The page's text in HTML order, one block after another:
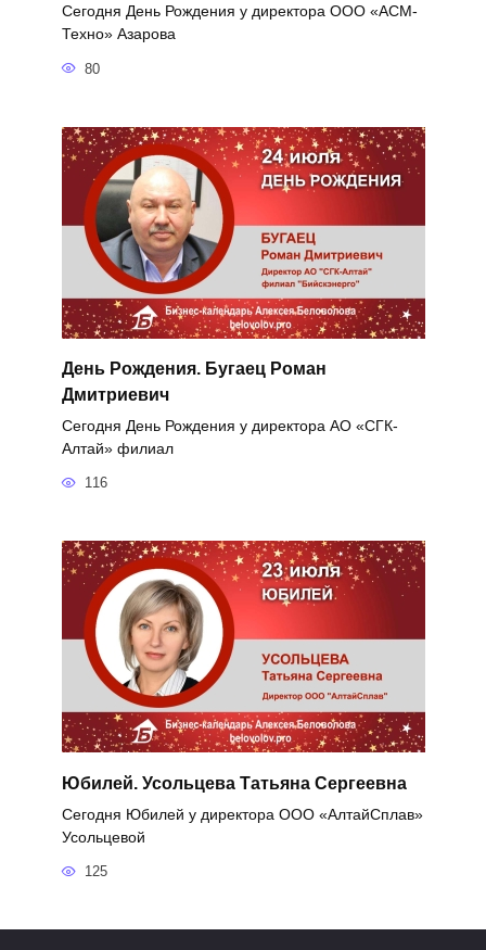
Сегодня День Рождения у директора ООО «АСМ-
Техно» Азарова
80
День Рождения. Бугаец Роман
Дмитриевич
Сегодня День Рождения у директора АО «СГК-
Алтай» филиал
116
Юбилей. Усольцева Татьяна Сергеевна
Сегодня Юбилей у директора ООО «АлтайСплав»
Усольцевой
125